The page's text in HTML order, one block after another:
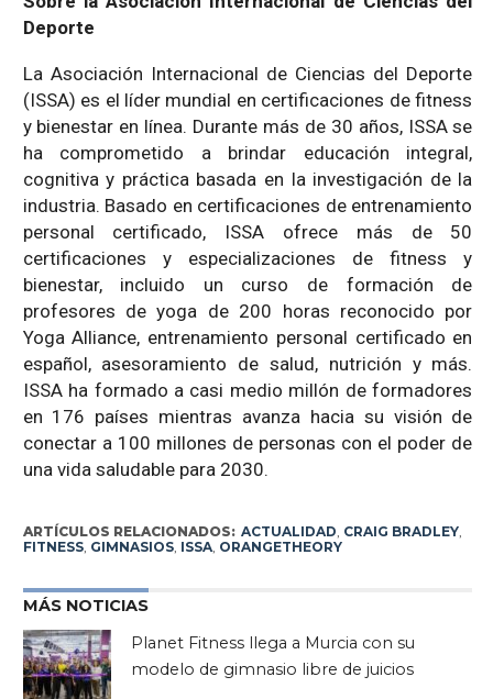
Deporte
La Asociación Internacional de Ciencias del Deporte
(ISSA) es el líder mundial en certificaciones de fitness
y bienestar en línea. Durante más de 30 años, ISSA se
ha comprometido a brindar educación integral,
cognitiva y práctica basada en la investigación de la
industria. Basado en certificaciones de entrenamiento
personal certificado, ISSA ofrece más de 50
certificaciones y especializaciones de fitness y
bienestar, incluido un curso de formación de
profesores de yoga de 200 horas reconocido por
Yoga Alliance, entrenamiento personal certificado en
español, asesoramiento de salud, nutrición y más.
ISSA ha formado a casi medio millón de formadores
en 176 países mientras avanza hacia su visión de
conectar a 100 millones de personas con el poder de
una vida saludable para 2030.
ARTÍCULOS RELACIONADOS: ACTUALIDAD, CRAIG BRADLEY,
FITNESS, GIMNASIOS, ISSA, ORANGETHEORY
MÁS NOTICIAS
Planet Fitness llega a Murcia con su
modelo de gimnasio libre de juicios